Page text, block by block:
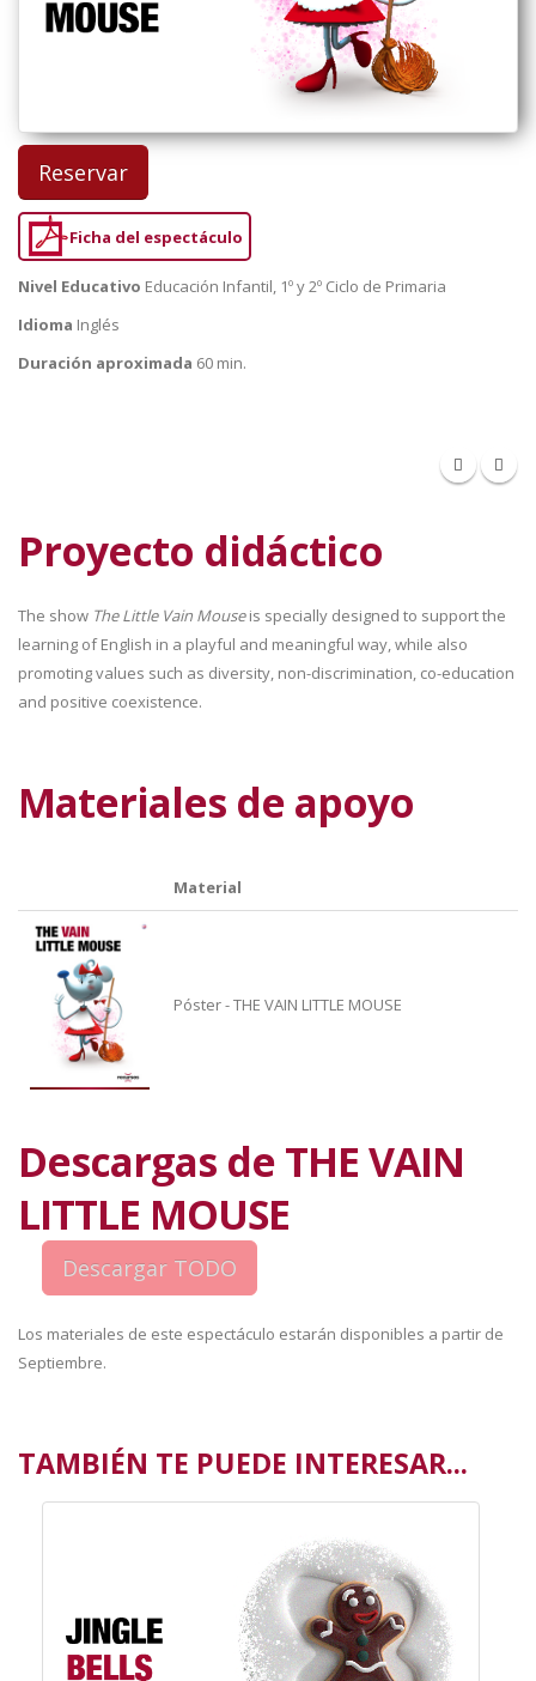
Reservar
Ficha del espectáculo
Nivel Educativo Educación Infantil, 1º y 2º Ciclo de Primaria
Idioma Inglés
Duración aproximada 60 min.
Proyecto didáctico
The show The Little Vain Mouseis specially designed to support the
learning of English in a playful and meaningful way, while also
promoting values such as diversity, non-discrimination, co-education
and positive coexistence.
Materiales de apoyo
Material
Póster - THE VAIN LITTLE MOUSE
Descargas de THE VAIN
LITTLE MOUSE
Los materiales de este espectáculo estarán disponibles a partir de
Septiembre.
TAMBIÉN TE PUEDE INTERESAR...